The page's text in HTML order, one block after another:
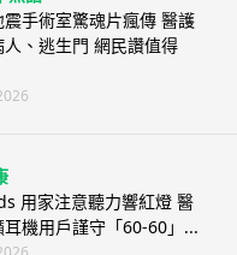
震手術室驚魂片瘋傳 醫護
人、逃生門 網民讚值得
用家注意聽力響紅燈 醫
耳機用戶謹守「60-60」...